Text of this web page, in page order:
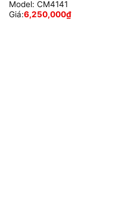
Model: CM4141
Giá:6,250,000₫